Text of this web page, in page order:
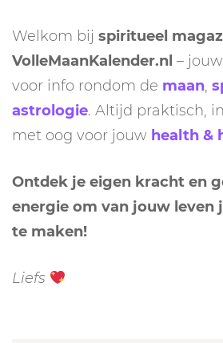
Welkom bij spiritueel
VolleMaanKalender.nl –
voor info rondom de maan,
astrologie. Altijd praktisch,
met oog voor jouw health &
Ontdek je eigen kracht en
energie om van jouw leven
te maken!
Liefs